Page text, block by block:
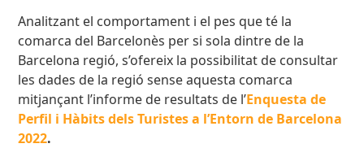
Analitzant el comportament i el pes que té la
comarca del Barcelonès per si sola dintre de la
Barcelona regió, s’ofereix la possibilitat de consultar
les dades de la regió sense aquesta comarca
mitjançant l’informe de resultats de l’Enquesta de
Perfil i Hàbits dels Turistes a l’Entorn de Barcelona
2022.